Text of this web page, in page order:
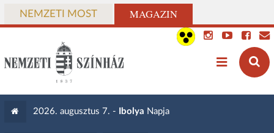
NEMZETI MOST MAGAZIN
2026. augusztus 7. - Ibolya Napja